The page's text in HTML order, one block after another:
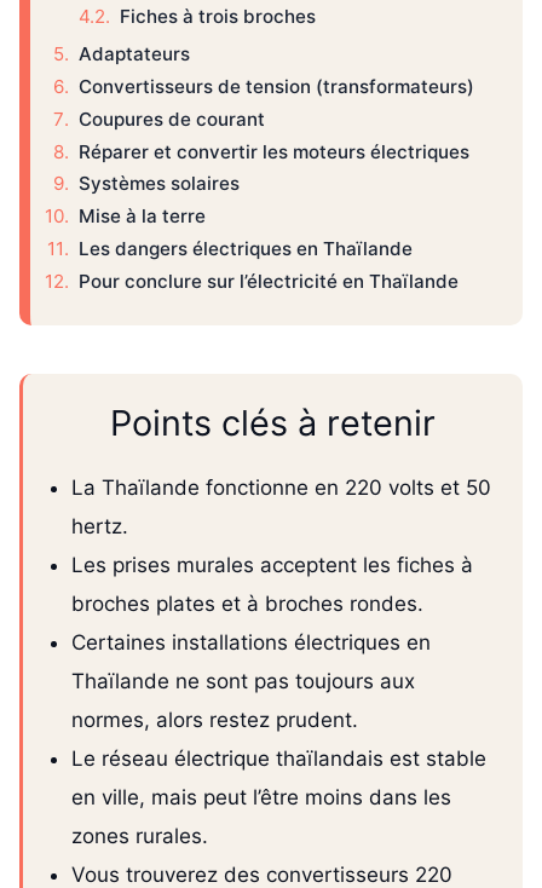
Fiches à trois broches
Adaptateurs
Convertisseurs de tension (transformateurs)
Coupures de courant
Réparer et convertir les moteurs électriques
Systèmes solaires
Mise à la terre
Les dangers électriques en Thaïlande
Pour conclure sur l’électricité en Thaïlande
Points clés à retenir
La Thaïlande fonctionne en 220 volts et 50
hertz.
Les prises murales acceptent les fiches à
broches plates et à broches rondes.
Certaines installations électriques en
Thaïlande ne sont pas toujours aux
normes, alors restez prudent.
Le réseau électrique thaïlandais est stable
en ville, mais peut l’être moins dans les
zones rurales.
Vous trouverez des convertisseurs 220